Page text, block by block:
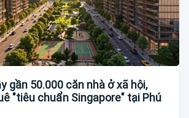
gần 50.000 căn nhà ở xã hội,
"tiêu chuẩn Singapore" tại Phú